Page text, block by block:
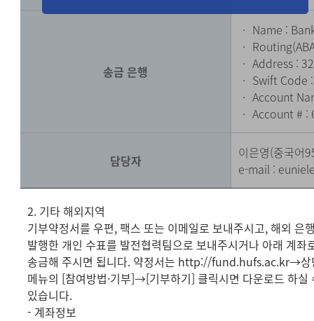
송금 은행
‧ Name :
‧
‧ Address :
‧ Swift Code
‧ Account
‧ Account # :
담당자
이은영(중국어
e-mail :
2. 기타 해외지역
기부약정서를 우편, 팩스 또는 이메일로 보내주시고, 해외 은
발행한 개인 수표를 발전협력팀으로 보내주시거나 아래 계좌
송금해 주시면 됩니다. 약정서는 http://fund.hufs.ac.kr→상
메뉴의 [참여방법·기부]→[기부하기] 클릭시면 다운로드 하실
있습니다.
- 계좌정보